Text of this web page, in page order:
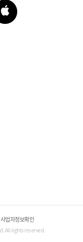
사업자정보확인
All rights reserved.